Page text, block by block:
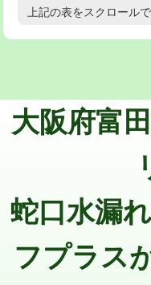
え）
マス交換（土の掘削・
マス交換（深さ50㎝以
コンクリート斫り（厚さ
モルタル補修（厚さ10㎝
モルタル補修（厚さ10㎝
追加人工
高度高圧洗浄換
追加トーラー機使用/3m
止水・漏水調査・防水
止水・漏水調査・防水
上記の表をスクロール
大阪府富
蛇口水漏
フプラス